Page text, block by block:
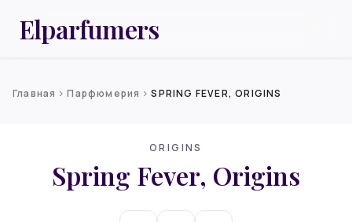
Elparfumers
Главная chevron_rightПарфюмерия chevron_rightSPRING FEVER, ORIGINS
ORIGINS
Spring Fever, Origins